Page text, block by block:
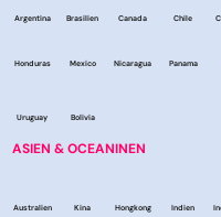
Argentina Brasilien Canada Chile
Honduras Mexico Nicaragua Panama
Uruguay Bolivia
ASIEN & OCEANINEN
Australien Kina Hongkong Indien